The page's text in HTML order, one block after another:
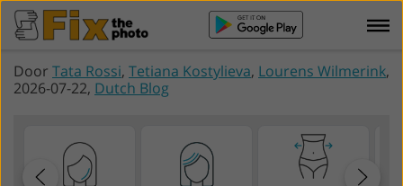
Door Tata Rossi, Tetiana Kostylieva, Lourens Wilmerink,
2026-07-22, Dutch Blog